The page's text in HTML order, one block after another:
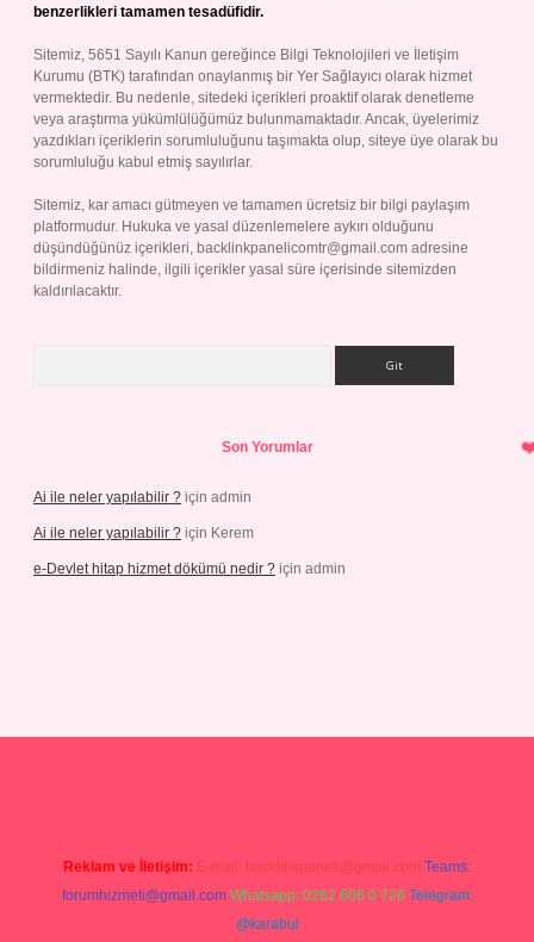
benzerlikleri tamamen tesadüfidir.
Sitemiz, 5651 Sayılı Kanun gereğince Bilgi Teknolojileri ve İletişim
Kurumu (BTK) tarafından onaylanmış bir Yer Sağlayıcı olarak hizmet
vermektedir. Bu nedenle, sitedeki içerikleri proaktif olarak denetleme
veya araştırma yükümlülüğümüz bulunmamaktadır. Ancak, üyelerimiz
yazdıkları içeriklerin sorumluluğunu taşımakta olup, siteye üye olarak bu
sorumluluğu kabul etmiş sayılırlar.
Sitemiz, kar amacı gütmeyen ve tamamen ücretsiz bir bilgi paylaşım
platformudur. Hukuka ve yasal düzenlemelere aykırı olduğunu
düşündüğünüz içerikleri, backlinkpanelicomtr@gmail.com adresine
bildirmeniz halinde, ilgili içerikler yasal süre içerisinde sitemizden
kaldırılacaktır.
Son Yorumlar
Ai ile neler yapılabilir ? için admin
Ai ile neler yapılabilir ? için Kerem
e-Devlet hitap hizmet dökümü nedir ? için admin
Reklam ve İletişim: E-mail: backlinkpaneli@gmail.com Teams:
forumhizmeti@gmail.com Whatsapp: 0262 606 0 726 Telegram:
@karabul